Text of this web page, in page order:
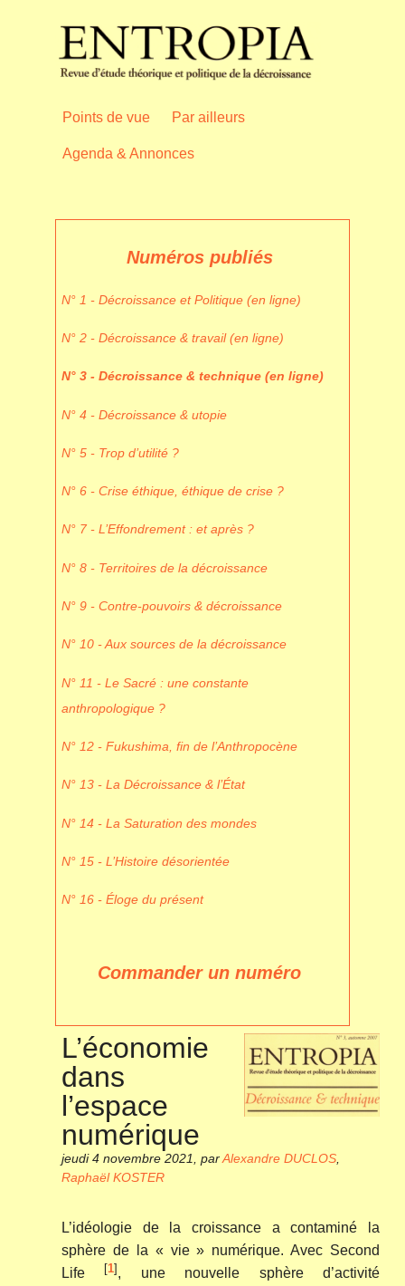
Points de vue Par ailleurs
Agenda & Annonces
Numéros publiés
N° 1 - Décroissance et Politique (en ligne)
N° 2 - Décroissance & travail (en ligne)
N° 3 - Décroissance & technique (en ligne)
N° 4 - Décroissance & utopie
N° 5 - Trop d’utilité ?
N° 6 - Crise éthique, éthique de crise ?
N° 7 - L’Effondrement : et après ?
N° 8 - Territoires de la décroissance
N° 9 - Contre-pouvoirs & décroissance
N° 10 - Aux sources de la décroissance
N° 11 - Le Sacré : une constante
anthropologique ?
N° 12 - Fukushima, fin de l’Anthropocène
N° 13 - La Décroissance & l’État
N° 14 - La Saturation des mondes
N° 15 - L’Histoire désorientée
N° 16 - Éloge du présent
Commander un numéro
L’économie
dans
l’espace
numérique
jeudi 4 novembre 2021 parAlexandre DUCLOS
Raphaël KOSTER
L’idéologie de la croissance a contaminé la
sphère de la « vie » numérique. Avec Second
Life [1], une nouvelle sphère d’activité